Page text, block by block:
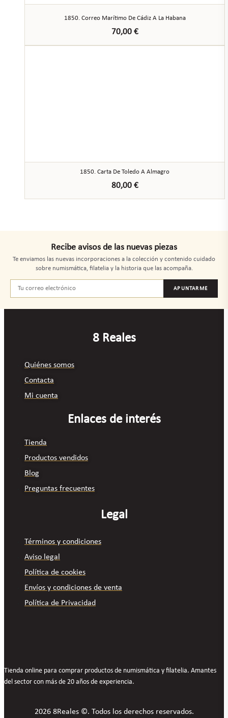
1850. Correo Marítimo De Cádiz A La Habana
70,00 €
1850. Carta De Toledo A Almagro
80,00 €
Recibe avisos de las nuevas piezas
Te enviamos las nuevas incorporaciones a la colección y contenido cuidado
sobre numismática, filatelia y la historia que las acompaña.
APUNTARME
8 Reales
Quiénes somos
Contacta
Mi cuenta
Enlaces de interés
Tienda
Productos vendidos
Blog
Preguntas frecuentes
Legal
Términos y condiciones
Aviso legal
Política de cookies
Envíos y condiciones de venta
Política de Privacidad
Tienda online para comprar productos de numismática y filatelia. Amantes
del sector con más de 20 años de experiencia.
2026 8Reales ©. Todos los derechos reservados.